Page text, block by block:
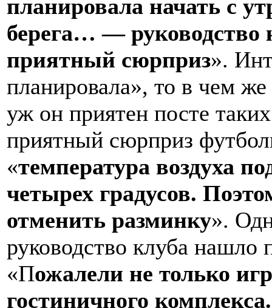
планировала начать с
берега… — руководство
приятный сюрприз».
планировала», то в чем
уж он приятен посте
приятный сюрприз
«температура воздуха
четырех градусов.
отменить разминку».
руководство клуба
«Пожалели не только
гостиничного